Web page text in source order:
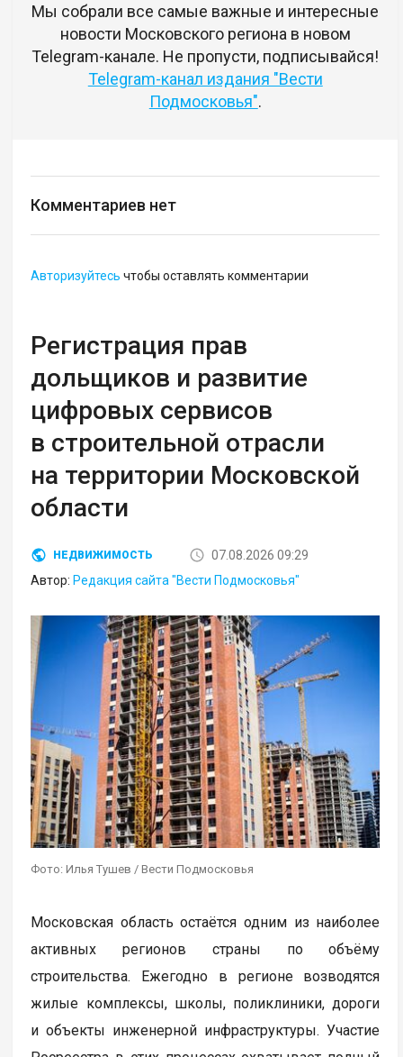
Мы собрали все самые важные и интересные
новости Московского региона в новом
Telegram-канале. Не пропусти, подписывайся!
Telegram-канал издания "Вести
Подмосковья".
Комментариев нет
Авторизуйтесь чтобы оставлять комментарии
Регистрация прав
дольщиков и развитие
цифровых сервисов
в строительной отрасли
на территории Московской
области
НЕДВИЖИМОСТЬ
07.08.2026 09:29
Автор: Редакция сайта "Вести Подмосковья"
Фото: Илья Тушев / Вести Подмосковья
Московская область остаётся одним из наиболее
активных регионов страны по объёму
строительства. Ежегодно в регионе возводятся
жилые комплексы, школы, поликлиники, дороги
и объекты инженерной инфраструктуры. Участие